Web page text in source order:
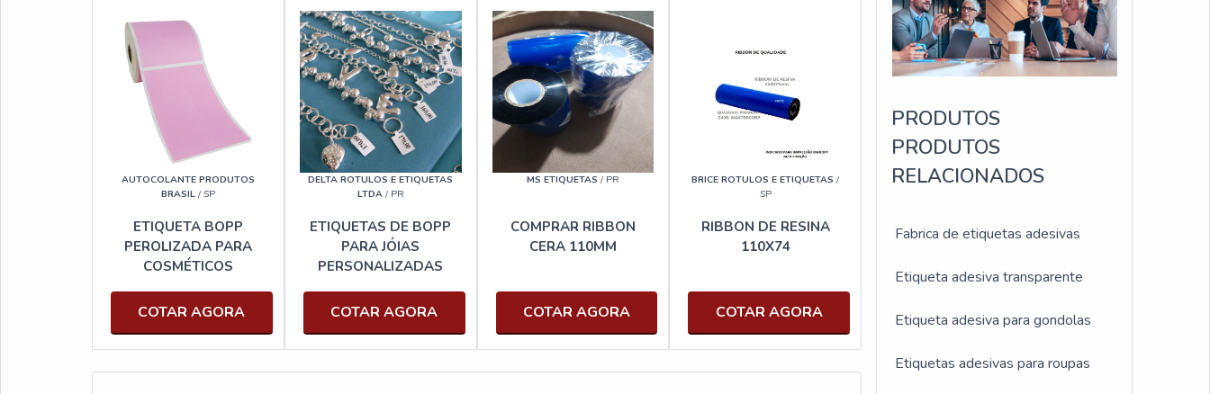
AUTOCOLANTE PRODUTOS
BRASIL/ SP
ETIQUETA BOPP
PEROLIZADA PARA
COSMÉTICOS
COTAR AGORA
DELTA ROTULOS E ETIQUETAS
LTDA/ PR
ETIQUETAS DE BOPP
PARA JÓIAS
PERSONALIZADAS
COTAR AGORA
MS ETIQUETAS / PR
COMPRAR RIBBON
CERA 110MM
COTAR AGORA
BRICE ROTULOS E ETIQUETAS /
SP
RIBBON DE RESINA
110X74
COTAR AGORA
PRODUTOS
PRODUTOS
RELACIONADOS
Fabrica de etiquetas adesivas
Etiqueta adesiva transparente
Etiqueta adesiva para gondolas
Etiquetas adesivas para roupas